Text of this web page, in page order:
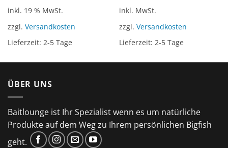
inkl. 19 % MwSt.
zzgl. Versandkosten
Lieferzeit: 2-5 Tage
inkl. MwSt.
zzgl. Versandkosten
Lieferzeit: 2-5 Tage
ÜBER UNS
Baitlounge ist Ihr Spezialist wenn es um natürliche
Produkte auf dem Weg zu Ihrem persönlichen Bigfish
geht.